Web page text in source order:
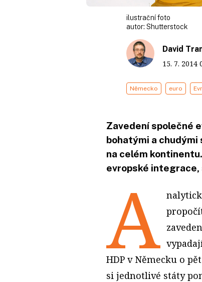
ilustrační foto
autor: Shutterstock
David
15. 7. 2014
Německo euro
Zavedení společné
bohatými a
na celém
evropské
A
HDP v Německu o
si jednotlivé státy